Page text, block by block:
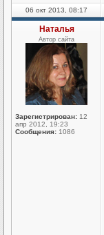
06 окт 2013, 08:17
Наталья
Автор сайта
Зарегистрирован: 12
апр 2012, 19:23
Сообщения: 1086